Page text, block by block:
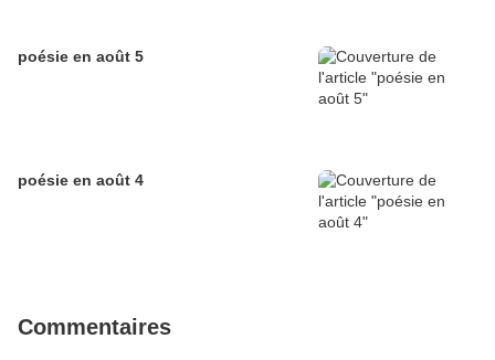
poésie en août 5
poésie en août 4
Commentaires